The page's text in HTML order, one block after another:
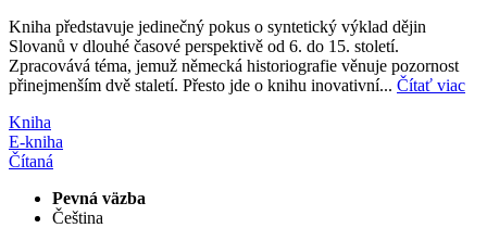
Kniha představuje jedinečný pokus o syntetický výklad dějin
Slovanů v dlouhé časové perspektivě od 6. do 15. století.
Zpracovává téma, jemuž německá historiografie věnuje pozornost
přinejmenším dvě staletí. Přesto jde o knihu inovativní... Čítať viac
Kniha
E-kniha
Čítaná
Pevná väzba
Čeština